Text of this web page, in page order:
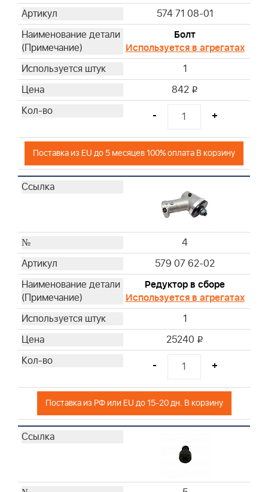
574 71 08-01
Болт
Используется в агрегатах
1
842 i
- +
Поставка из EU до 5 месяцев 100% оплата В корзину
4
579 07 62-02
Редуктор в сборе
Используется в агрегатах
1
25240 i
- +
Поставка из РФ или EU до 15-20 дн. В корзину